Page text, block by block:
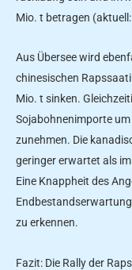
Mio. t betragen
Aus Übersee wird
chinesischen
Mio. t sinken.
Sojabohnenimporte
zunehmen. Die
geringer erwartet als
Eine Knappheit des
zu erkennen.
Fazit: Die Rally der